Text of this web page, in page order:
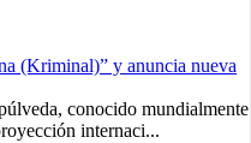
conocido mundialmente
internaci...